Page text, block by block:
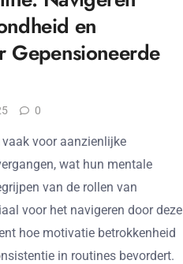
en
Gepensioneerde
0
voor aanzienlijke
wat hun mentale
van de rollen van
voor het navigeren door deze
hoe motivatie betrokkenheid
in routines bevordert.